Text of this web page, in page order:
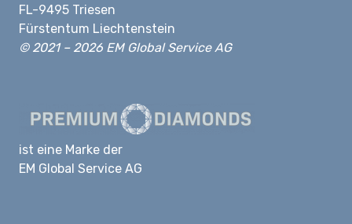
FL-9495 Triesen
Fürstentum Liechtenstein
© 2021 – 2026 EM Global Service AG
ist eine Marke der
EM Global Service AG